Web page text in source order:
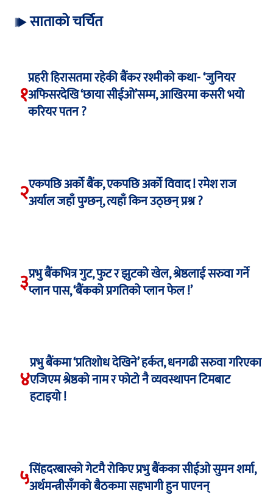
साताको चर्चित
१
प्रहरी हिरासतमा रहेकी बैंकर रश्मीको कथा- ‘जुनियर
अफिसरदेखि ‘छाया सीईओ’सम्म, आखिरमा कसरी भयो
करियर पतन ?
२एकपछि अर्को बैंक, एकपछि अर्को विवाद ! रमेश राज
अर्याल जहाँ पुग्छन्, त्यहाँ किन उठ्छन् प्रश्न ?
३प्रभु बैंकभित्र गुट, फुट र झुटको खेल, श्रेष्ठलाई सरुवा गर्ने
प्लान पास, ‘बैंकको प्रगतिको प्लान फेल !’
४
प्रभु बैंकमा ‘प्रतिशोध देखिने’ हर्कत, धनगढी सरुवा गरिएका
एजिएम श्रेष्ठको नाम र फोटो नै व्यवस्थापन टिमबाट
हटाइयो !
५सिंहदरबारको गेटमै रोकिए प्रभु बैंकका सीईओ सुमन शर्मा,
अर्थमन्त्रीसँगको बैठकमा सहभागी हुन पाएनन्